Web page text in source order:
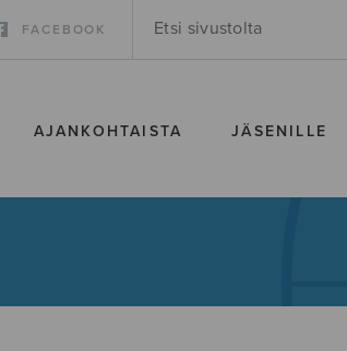
FACEBOOK
AJANKOHTAISTA JÄSENILLE